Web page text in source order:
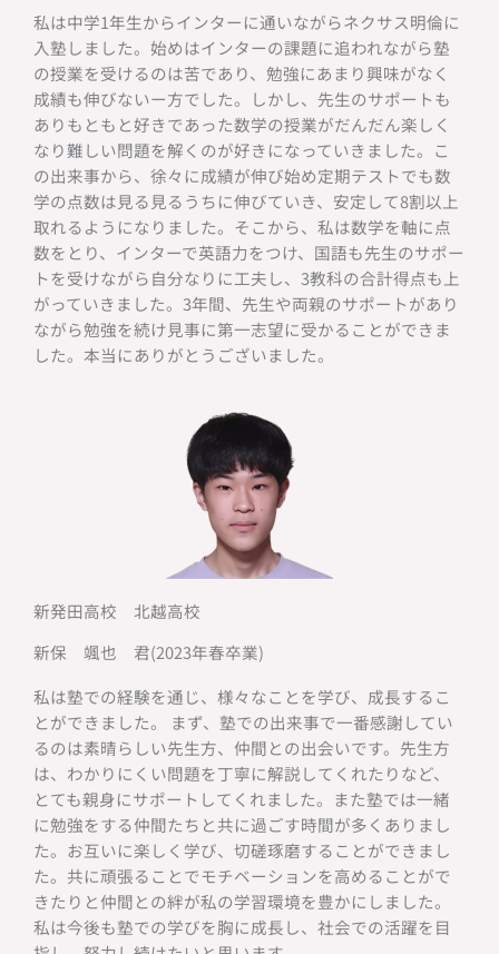
私は中学1年生からインターに通いながらネクサス明倫に
入塾しました。始めはインターの課題に追われながら塾
の授業を受けるのは苦であり、勉強にあまり興味がなく
成績も伸びないー方でした。しかし、先生のサポートも
ありもともと好きであった数学の授業がだんだん楽しく
なり難しい問題を解くのが好きになっていきました。こ
の出来事から、徐々に成績が伸び始め定期テストでも数
学の点数は見る見るうちに伸びていき、安定して8割以上
取れるようになりました。そこから、私は数学を軸に点
数をとり、インターで英語力をつけ、国語も先生のサポー
トを受けながら自分なりに工夫し、3教科の合計得点も上
がっていきました。3年間、先生や両親のサポートがあり
ながら勉強を続け見事に第一志望に受かることができま
した。本当にありがとうございました。
新発田高校 北越高校
新保 颯也 君(2023年春卒業)
私は塾での経験を通じ、様々なことを学び、成長するこ
とができました。 まず、塾での出来事で一番感謝してい
るのは素晴らしい先生方、仲間との出会いです。先生方
は、わかりにくい問題を丁寧に解説してくれたりなど、
とても親身にサポートしてくれました。また塾では一緒
に勉強をする仲間たちと共に過ごす時間が多くありまし
た。お互いに楽しく学び、切磋琢磨することができまし
た。共に頑張ることでモチベーションを高めることがで
きたりと仲間との絆が私の学習環境を豊かにしました。
私は今後も塾での学びを胸に成長し、社会での活躍を目